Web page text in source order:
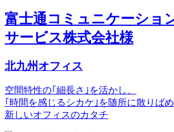
富士通コミュニケーショ
サービス株式会社様
北九州オフィス
空間特性の｢細長さ｣を活かし、
｢時間を感じるシカケ｣を随所に散りば
新しいオフィスのカタチ